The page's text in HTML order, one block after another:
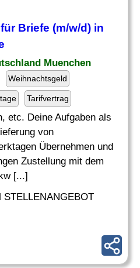
Briefe (m/w/d) in
Muenchen
Weihnachtsgeld
Tarifvertrag
etc. Deine Aufgaben als
von
Übernehmen und
Zustellung mit dem
[...]